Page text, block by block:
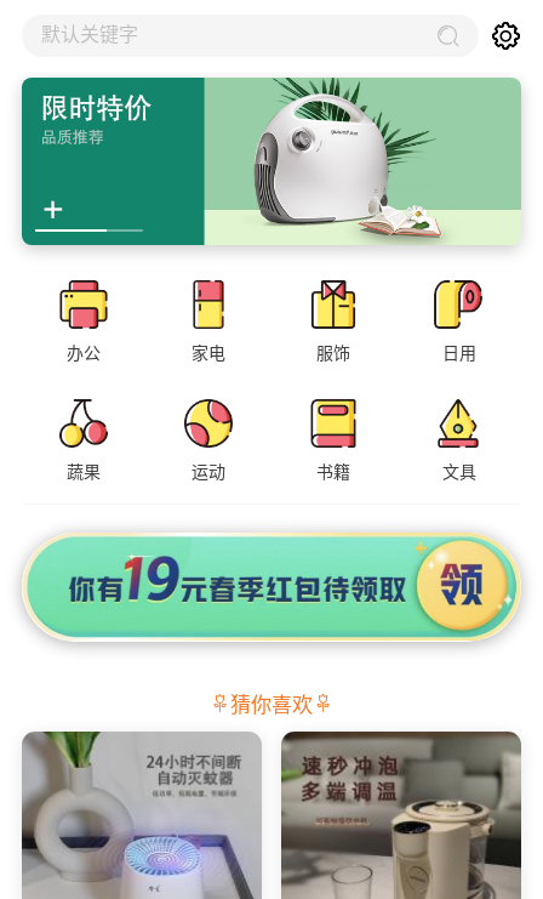
默认关键字
办公 家电 服饰 日用
蔬果 运动 书籍 文具
猜你喜欢